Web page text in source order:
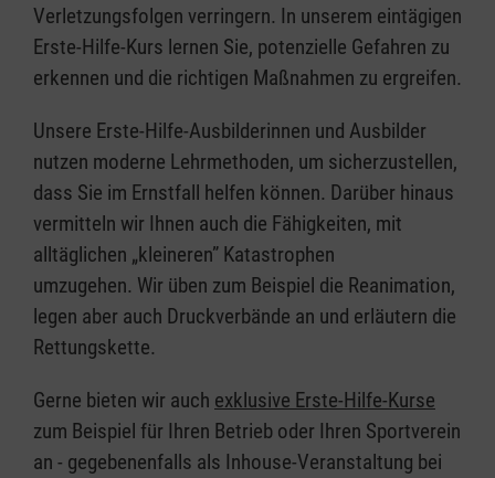
Verletzungsfolgen verringern. In unserem eintägigen
Erste-Hilfe-Kurs lernen Sie, potenzielle Gefahren zu
erkennen und die richtigen Maßnahmen zu ergreifen.
Unsere Erste-Hilfe-Ausbilderinnen und Ausbilder
nutzen moderne Lehrmethoden, um sicherzustellen,
dass Sie im Ernstfall helfen können. Darüber hinaus
vermitteln wir Ihnen auch die Fähigkeiten, mit
alltäglichen „kleineren” Katastrophen
umzugehen. Wir üben zum Beispiel die Reanimation,
legen aber auch Druckverbände an und erläutern die
Rettungskette.
Gerne bieten wir auch exklusive Erste-Hilfe-Kurse
zum Beispiel für Ihren Betrieb oder Ihren Sportverein
an - gegebenenfalls als Inhouse-Veranstaltung bei